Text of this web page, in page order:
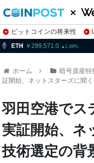
ビットコインの将来性
株特集・関連銘柄
1.69
ホーム 暗号資産特
証開始、ネットスターズに聞
羽田空港でス
実証開始、ネ
技術選定の背